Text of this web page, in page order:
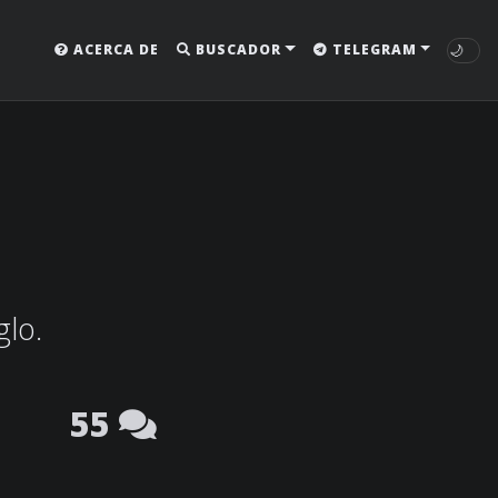
ACERCA DE BUSCADOR TELEGRAM 🌙
55